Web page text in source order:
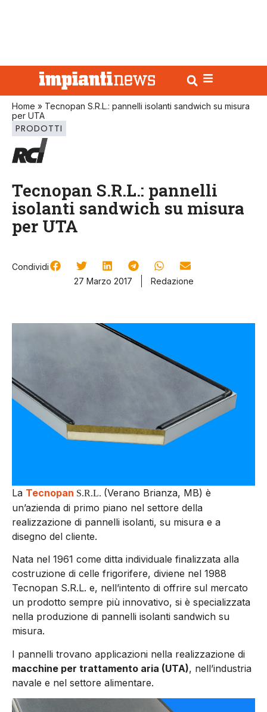
Home » Tecnopan S.R.L.: pannelli isolanti sandwich su misura
per UTA
PRODOTTI
Tecnopan S.R.L.: pannelli
isolanti sandwich su misura
per UTA
Condividi
27 Marzo 2017
Redazione
La Tecnopan S.R.L. (Verano Brianza, MB) è
un’azienda di primo piano nel settore della
realizzazione di pannelli isolanti, su misura e a
disegno del cliente.
Nata nel 1961 come ditta individuale finalizzata alla
costruzione di celle frigorifere, diviene nel 1988
Tecnopan S.R.L. e, nell’intento di offrire sul mercato
un prodotto sempre più innovativo, si è specializzata
nella produzione di pannelli isolanti sandwich su
misura.
I pannelli trovano applicazioni nella realizzazione di
macchine per trattamento aria (UTA), nell’industria
navale e nel settore alimentare.